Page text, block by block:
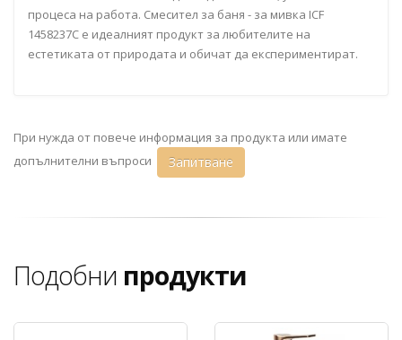
процеса на работа. Смесител за баня - за мивка ICF
1458237C е идеалният продукт за любителите на
естетиката от природата и обичат да експериментират.
При нужда от повече информация за продукта или имате
допълнителни въпроси
Запитване
Подобни продукти